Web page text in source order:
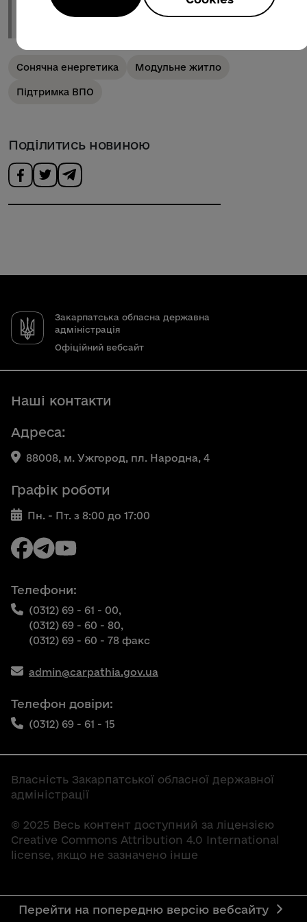
зустрічі Ростислав Пріцак.
Сонячна енергетика Модульне житло
Підтримка ВПО
Поділитись новиною
Закарпатська обласна державна
адміністрація
Офіційний вебсайт
Наші контакти
Адреса:
88008, м. Ужгород, пл. Народна, 4
Графік роботи
Пн. - Пт. з 8:00 до 17:00
Телефони:
(0312) 69 - 61 - 00,
(0312) 69 - 60 - 80,
(0312) 69 - 60 - 78 факс
admin@carpathia.gov.ua
Телефон довіри:
(0312) 69 - 61 - 15
Власність Закарпатської обласної державної
адміністрації
© 2025 Весь контент доступний за ліцензією
Creative Commons Attribution 4.0 International
license, якщо не зазначено інше
Перейти на попередню версію вебсайту